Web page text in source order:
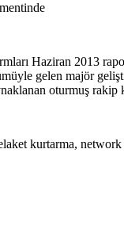
Haziran 2013
gelen majör
oturmuş rakip
kurtarma, network